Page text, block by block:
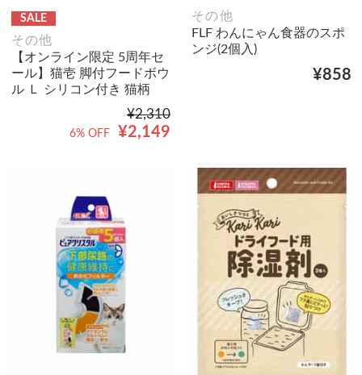
SALE
その他
【オンライン限定 5周年セ
ール】猫壱 脚付フードボウ
ル Ｌ シリコン付き 猫柄
¥2,310
¥2,149
6% OFF
その他
FLF わんにゃん食器のスポ
ンジ(2個入)
¥858